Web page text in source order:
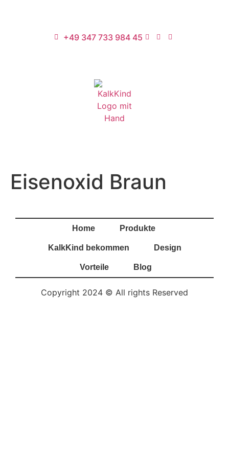
+49 347 733 984 45
Eisenoxid Braun
Home Produkte
KalkKind bekommen Design
Vorteile Blog
Copyright 2024 © All rights Reserved